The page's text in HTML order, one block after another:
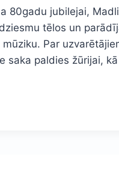
80gadu jubilejai,
tēlos un
Par
saka paldies žūrijai,